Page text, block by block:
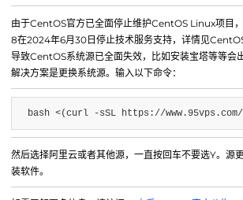
微信公众号
由于CentOS官方已全面停止维护CentOS Linux项目
8在2024年6月30日停止技术服务支持，详情见CentOS
导致CentOS系统源已全面失效，比如安装宝塔等等会
解决方案是更换系统源。输入以下命令：
bash <(curl -sSL https://
然后选择阿里云或者其他源，一直按回车不要选Y。源
装软件。